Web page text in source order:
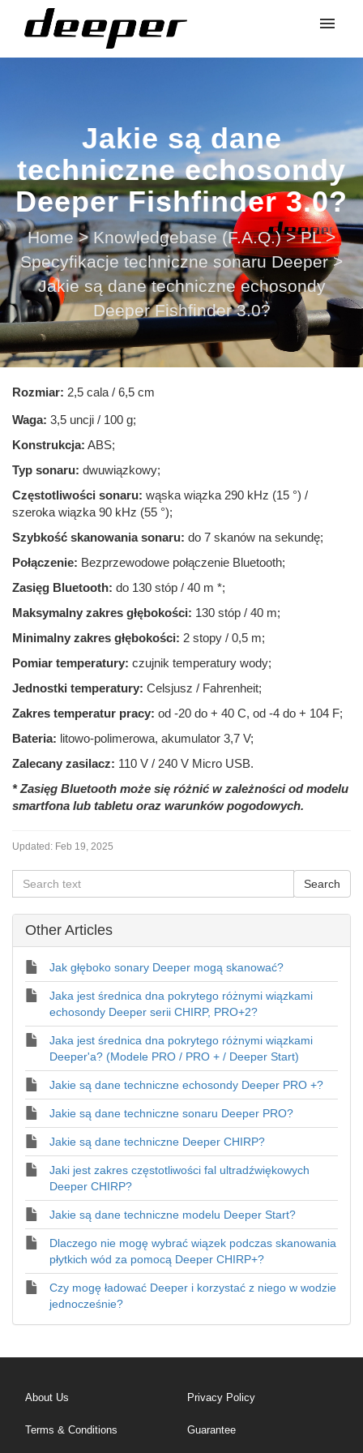
Jakie są dane
techniczne echosondy
Deeper Fishfinder 3.0?
Home > Knowledgebase (F.A.Q.) > PL >
Specyfikacje techniczne sonaru Deeper >
Jakie są dane techniczne echosondy
Deeper Fishfinder 3.0?
Rozmiar: 2,5 cala / 6,5 cm
Waga: 3,5 uncji / 100 g;
Konstrukcja: ABS;
Typ sonaru: dwuwiązkowy;
Częstotliwości sonaru: wąska wiązka 290 kHz (15 °) /
szeroka wiązka 90 kHz (55 °);
Szybkość skanowania sonaru: do 7 skanów na sekundę;
Połączenie: Bezprzewodowe połączenie Bluetooth;
Zasięg Bluetooth: do 130 stóp / 40 m *;
Maksymalny zakres głębokości: 130 stóp / 40 m;
Minimalny zakres głębokości: 2 stopy / 0,5 m;
Pomiar temperatury: czujnik temperatury wody;
Jednostki temperatury: Celsjusz / Fahrenheit;
Zakres temperatur pracy: od -20 do + 40 C, od -4 do + 104 F;
Bateria: litowo-polimerowa, akumulator 3,7 V;
Zalecany zasilacz: 110 V / 240 V Micro USB.
* Zasięg Bluetooth może się różnić w zależności od modelu
smartfona lub tabletu oraz warunków pogodowych.
Updated: Feb 19, 2025
Other Articles
Jak głęboko sonary Deeper mogą skanować?
Jaka jest średnica dna pokrytego różnymi wiązkami
echosondy Deeper serii CHIRP, PRO+2?
Jaka jest średnica dna pokrytego różnymi wiązkami
Deeper'a? (Modele PRO / PRO + / Deeper Start)
Jakie są dane techniczne echosondy Deeper PRO +?
Jakie są dane techniczne sonaru Deeper PRO?
Jakie są dane techniczne Deeper CHIRP?
Jaki jest zakres częstotliwości fal ultradźwiękowych
Deeper CHIRP?
Jakie są dane techniczne modelu Deeper Start?
Dlaczego nie mogę wybrać wiązek podczas skanowania
płytkich wód za pomocą Deeper CHIRP+?
Czy mogę ładować Deeper i korzystać z niego w wodzie
jednocześnie?
About Us Privacy Policy
Terms & Conditions Guarantee